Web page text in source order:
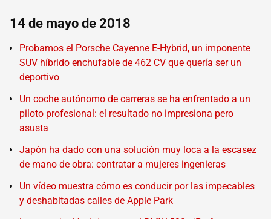
14 de mayo de 2018
Probamos el Porsche Cayenne E-Hybrid, un imponente
SUV híbrido enchufable de 462 CV que quería ser un
deportivo
Un coche autónomo de carreras se ha enfrentado a un
piloto profesional: el resultado no impresiona pero
asusta
Japón ha dado con una solución muy loca a la escasez
de mano de obra: contratar a mujeres ingenieras
Un vídeo muestra cómo es conducir por las impecables
y deshabitadas calles de Apple Park